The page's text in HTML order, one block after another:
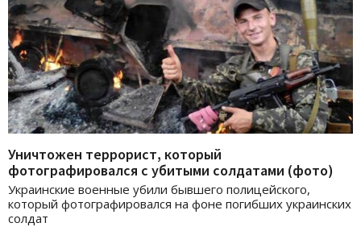
Уничтожен террорист, который
фотографировался с убитыми солдатами (фото)
Украинские военные убили бывшего полицейского,
который фотографировался на фоне погибших украинских
солдат